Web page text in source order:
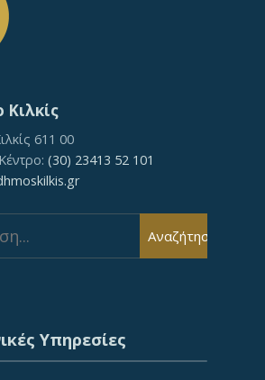
Κιλκίς
611 00
(30) 23413 52 101
Αναζήτηση
Υπηρεσίες